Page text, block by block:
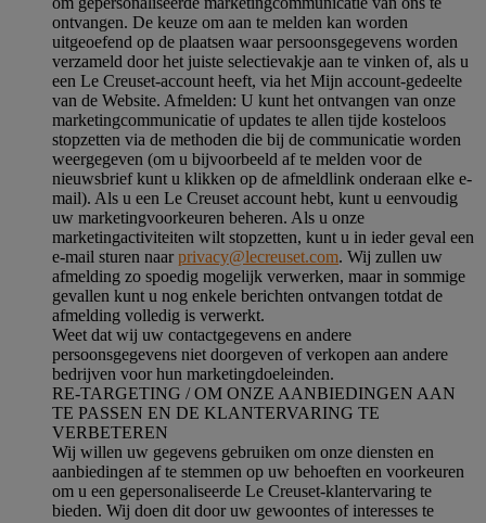
ontvangen. De keuze om aan te melden kan worden
uitgeoefend op de plaatsen waar persoonsgegevens worden
verzameld door het juiste selectievakje aan te vinken of, als u
een Le Creuset-account heeft, via het Mijn account-gedeelte
van de Website. Afmelden: U kunt het ontvangen van onze
marketingcommunicatie of updates te allen tijde kosteloos
stopzetten via de methoden die bij de communicatie worden
weergegeven (om u bijvoorbeeld af te melden voor de
nieuwsbrief kunt u klikken op de afmeldlink onderaan elke e-
mail). Als u een Le Creuset account hebt, kunt u eenvoudig
uw marketingvoorkeuren beheren. Als u onze
marketingactiviteiten wilt stopzetten, kunt u in ieder geval een
e-mail sturen naarprivacy@lecreuset.com. Wij zullen uw
afmelding zo spoedig mogelijk verwerken, maar in sommige
gevallen kunt u nog enkele berichten ontvangen totdat de
afmelding volledig is verwerkt.
Weet dat wij uw contactgegevens en andere
persoonsgegevens niet doorgeven of verkopen aan andere
bedrijven voor hun marketingdoeleinden.
RE-TARGETING / OM ONZE AANBIEDINGEN AAN
TE PASSEN EN DE KLANTERVARING TE
VERBETEREN
Wij willen uw gegevens gebruiken om onze diensten en
aanbiedingen af te stemmen op uw behoeften en voorkeuren
om u een gepersonaliseerde Le Creuset-klantervaring te
bieden. Wij doen dit door uw gewoontes of interesses te